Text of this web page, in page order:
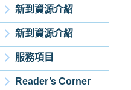
新到資源介紹
新到資源介紹
服務項目
Reader’s Corner